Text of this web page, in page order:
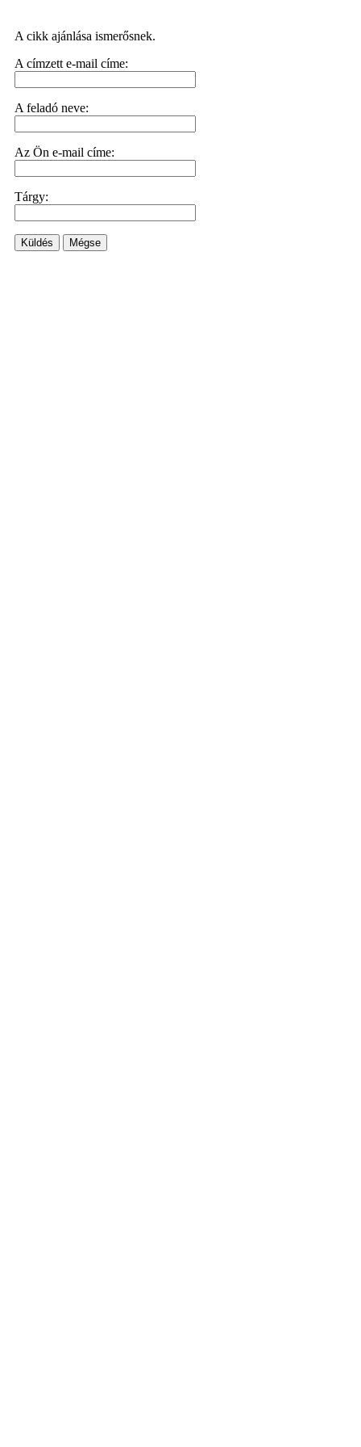
A cikk ajánlása ismerősnek.
A címzett e-mail címe:
A feladó neve:
Az Ön e-mail címe:
Tárgy:
Küldés Mégse